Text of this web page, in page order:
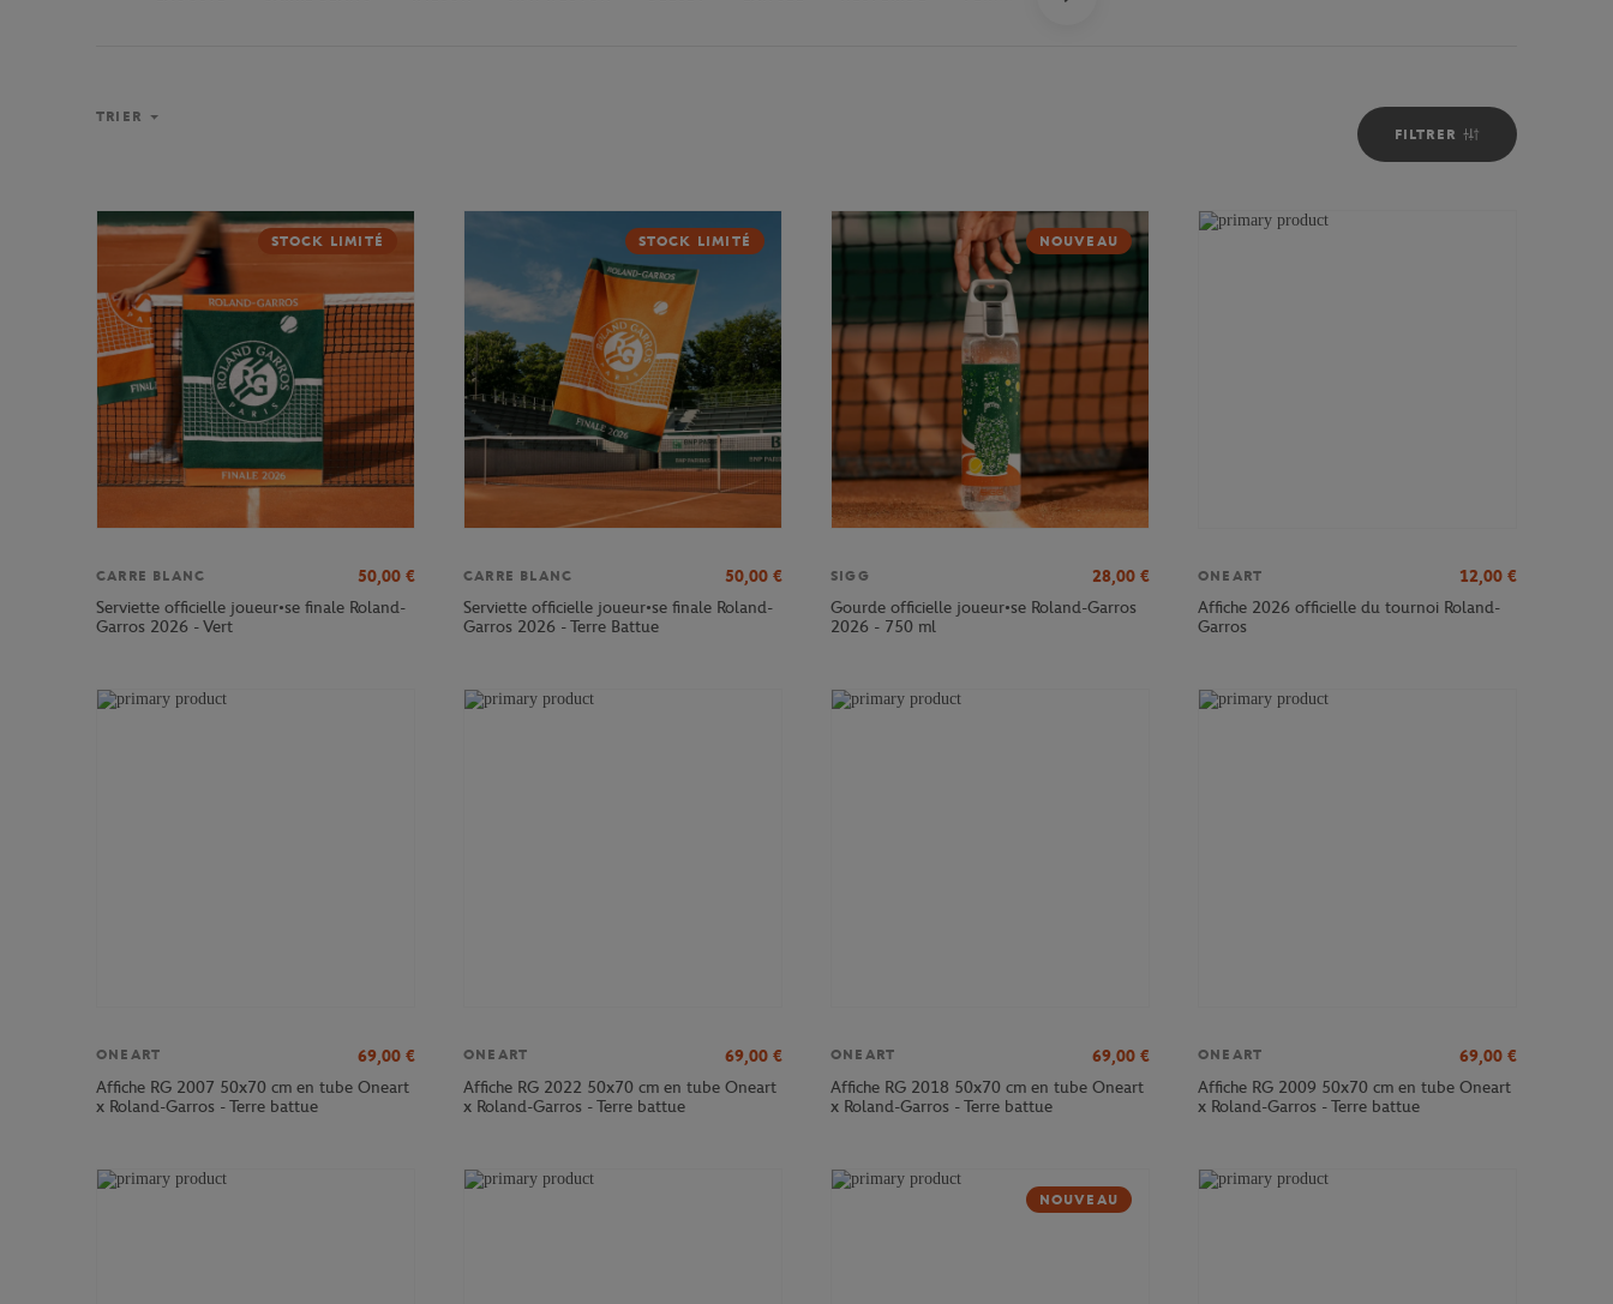
FILTRER
TRIER
STOCK LIMITÉ
CARRE BLANC 50,00 €
Serviette officielle joueur•se finale Roland-
Garros 2026 - Vert
STOCK LIMITÉ
CARRE BLANC 50,00 €
Serviette officielle joueur•se finale Roland-
Garros 2026 - Terre Battue
NOUVEAU
SIGG 28,00 €
Gourde officielle joueur•se Roland-Garros
2026 - 750 ml
ONEART 12,00 €
Affiche 2026 officielle du tournoi Roland-
Garros
ONEART 69,00 €
Affiche RG 2007 50x70 cm en tube Oneart
x Roland-Garros - Terre battue
ONEART 69,00 €
Affiche RG 2022 50x70 cm en tube Oneart
x Roland-Garros - Terre battue
ONEART 69,00 €
Affiche RG 2018 50x70 cm en tube Oneart
x Roland-Garros - Terre battue
ONEART 69,00 €
Affiche RG 2009 50x70 cm en tube Oneart
x Roland-Garros - Terre battue
NOUVEAU